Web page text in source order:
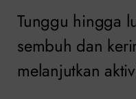
Tunggu hingga
sembuh dan
melanjutkan